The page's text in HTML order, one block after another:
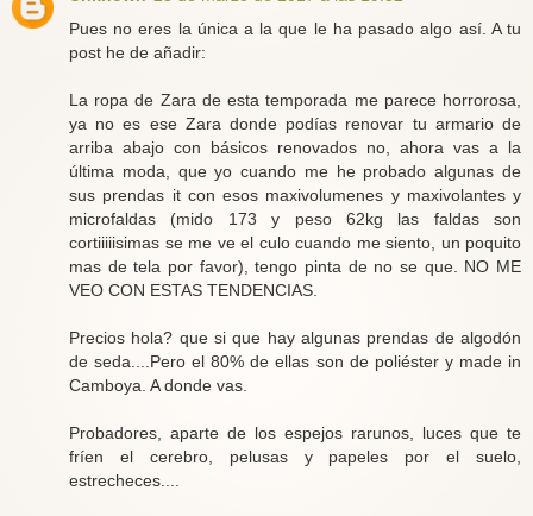
Pues no eres la única a la que le ha pasado algo así. A tu
post he de añadir:
La ropa de Zara de esta temporada me parece horrorosa,
ya no es ese Zara donde podías renovar tu armario de
arriba abajo con básicos renovados no, ahora vas a la
última moda, que yo cuando me he probado algunas de
sus prendas it con esos maxivolumenes y maxivolantes y
microfaldas (mido 173 y peso 62kg las faldas son
cortiiiiisimas se me ve el culo cuando me siento, un poquito
mas de tela por favor), tengo pinta de no se que. NO ME
VEO CON ESTAS TENDENCIAS.
Precios hola? que si que hay algunas prendas de algodón
de seda....Pero el 80% de ellas son de poliéster y made in
Camboya. A donde vas.
Probadores, aparte de los espejos rarunos, luces que te
fríen el cerebro, pelusas y papeles por el suelo,
estrecheces....